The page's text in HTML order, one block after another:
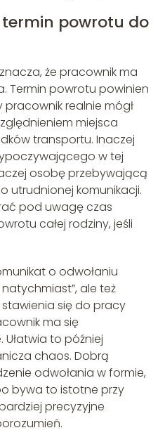
powrotu do
że pracownik ma
Termin powrotu powinien
realnie mógł
miejsca
transportu. Inaczej
w tej
osobę przebywającą
utrudnionej komunikacji.
pod uwagę czas
całej rodziny, jeśli
o odwołaniu
ale też
się do pracy
ma się
to później
chaos. Dobrą
odwołania w formie,
bywa to istotne przy
precyzyjne